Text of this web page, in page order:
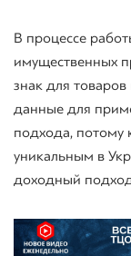
В процессе
имущественных
знак для товаров
данные для
подхода, потому
уникальным в
доходный